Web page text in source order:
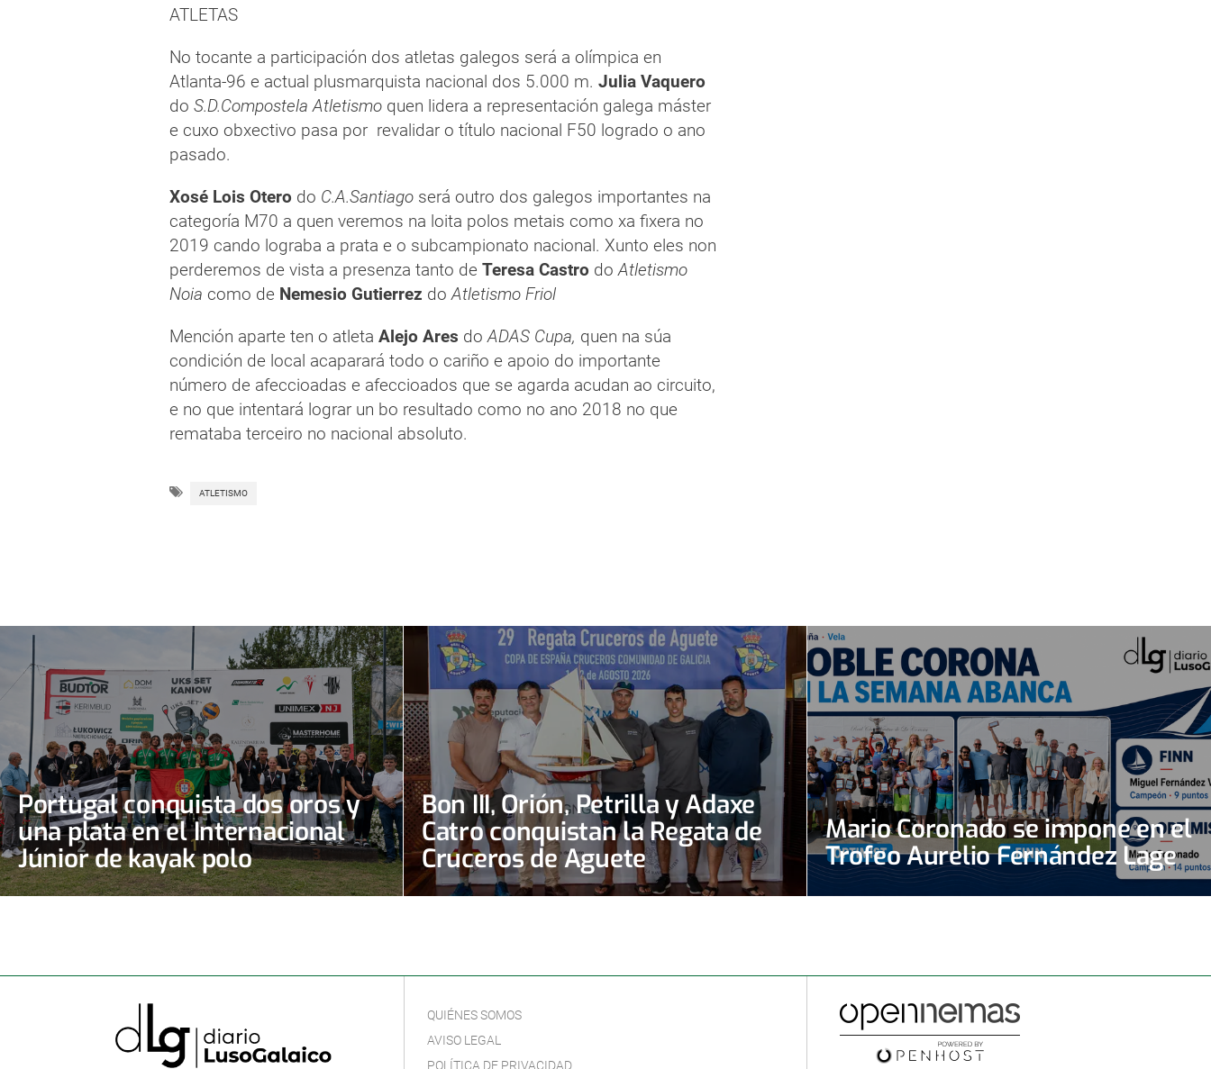
ATLETAS
No tocante a participación dos atletas galegos será a olímpica en
Atlanta-96 e actual plusmarquista nacional dos 5.000 m. Julia Vaquero
do S.D.Compostela Atletismo quen lidera a representación galega máster
e cuxo obxectivo pasa por revalidar o título nacional F50 logrado o ano
pasado.
Xosé Lois Otero do C.A.Santiago será outro dos galegos importantes na
categoría M70 a quen veremos na loita polos metais como xa fixera no
2019 cando lograba a prata e o subcampionato nacional. Xunto eles non
perderemos de vista a presenza tanto de Teresa Castro doAtletismo
Noia como de Nemesio Gutierrez doAtletismo Friol
Mención aparte ten o atleta Alejo Ares doADAS Cupa, quen na súa
condición de local acaparará todo o cariño e apoio do importante
número de afeccioadas e afeccioados que se agarda acudan ao circuito,
e no que intentará lograr un bo resultado como no ano 2018 no que
remataba terceiro no nacional absoluto.
ATLETISMO
Portugal conquista dos oros y
una plata en el Internacional
Júnior de kayak polo
Bon III, Orión, Petrilla y Adaxe
Catro conquistan la Regata de
Cruceros de Aguete
Mario Coronado se impone en el
Trofeo Aurelio Fernández Lage
QUIÉNES SOMOS
AVISO LEGAL
POLÍTICA DE PRIVACIDAD